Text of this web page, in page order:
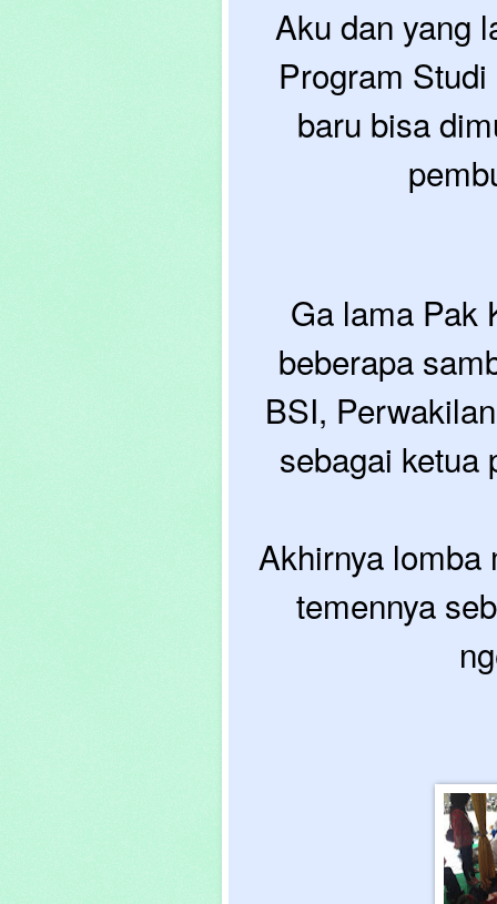
Aku dan yang
Program
baru bisa
Ga lama Pak
beberapa
BSI,
sebagai ketua
Akhirnya lomba
temennya